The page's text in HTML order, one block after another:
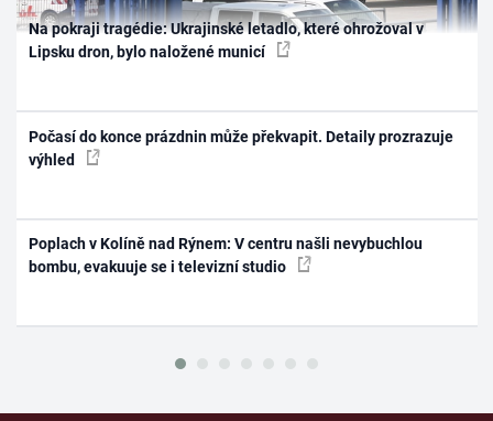
Na pokraji tragédie: Ukrajinské letadlo, které ohrožoval v
Lipsku dron, bylo naložené municí
Počasí do konce prázdnin může překvapit. Detaily prozrazuje
výhled
Poplach v Kolíně nad Rýnem: V centru našli nevybuchlou
bombu, evakuuje se i televizní studio